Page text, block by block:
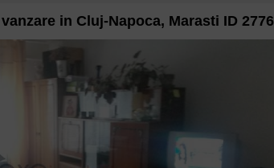
in Cluj-Napoca, Marasti ID 2776